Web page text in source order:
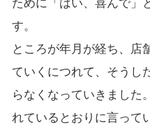
ために「はい、喜んで」
す。
ところが年月が経ち、店
ていくにつれて、そうし
らなくなっていきました
れているとおりに言って